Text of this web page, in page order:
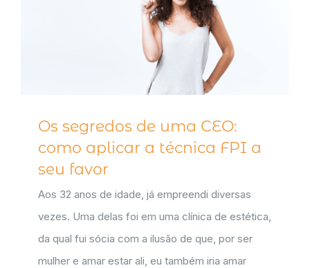
Os segredos de uma CEO:
como aplicar a técnica FPI a
seu favor
Aos 32 anos de idade, já empreendi diversas
vezes. Uma delas foi em uma clínica de estética,
da qual fui sócia com a ilusão de que, por ser
mulher e amar estar ali, eu também iria amar